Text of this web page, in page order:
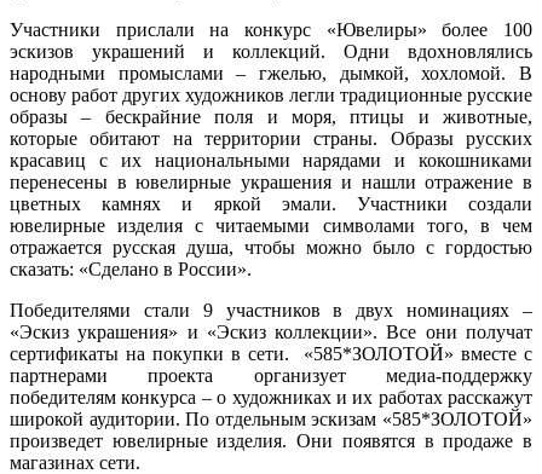
Участники прислали на конкурс «Ювелиры» более 100
эскизов украшений и коллекций. Одни вдохновлялись
народными промыслами – гжелью, дымкой, хохломой. В
основу работ других художников легли традиционные русские
образы – бескрайние поля и моря, птицы и животные,
которые обитают на территории страны. Образы русских
красавиц с их национальными нарядами и кокошниками
перенесены в ювелирные украшения и нашли отражение в
цветных камнях и яркой эмали. Участники создали
ювелирные изделия с читаемыми символами того, в чем
отражается русская душа, чтобы можно было с гордостью
сказать: «Сделано в России».
Победителями стали 9 участников в двух номинациях –
«Эскиз украшения» и «Эскиз коллекции». Все они получат
сертификаты на покупки в сети. «585*ЗОЛОТОЙ» вместе с
партнерами проекта организует медиа-поддержку
победителям конкурса – о художниках и их работах расскажут
широкой аудитории. По отдельным эскизам «585*ЗОЛОТОЙ»
произведет ювелирные изделия. Они появятся в продаже в
магазинах сети.